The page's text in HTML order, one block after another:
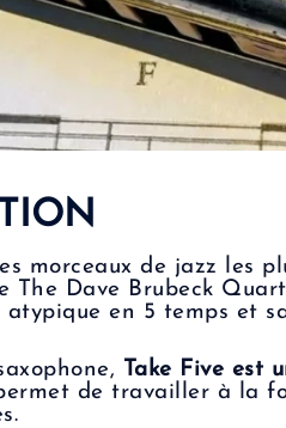
morceaux de jazz les
The Dave Brubeck
en 5 temps et
Take Five est
de travailler à la